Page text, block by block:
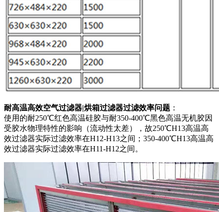
耐高温高效空气过滤器|烘箱过滤器过滤效率问题 ：
使用的耐250℃红色高温硅胶与耐350-400℃黑色高温无机胶因
受胶水物理特性的影响（流动性太差），故250℃H13高温高
效过滤器实际过滤效率在H12-H13之间；350-400℃H13高温高
效过滤器实际过滤效率在H11-H12之间。